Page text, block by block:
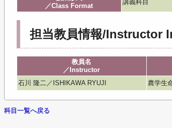
／Class Format
講義科目
担当教員情報/Instructor
教員名
／Instructor
石川 隆二／ISHIKAWA RYUJI
農学生
科目一覧へ戻る